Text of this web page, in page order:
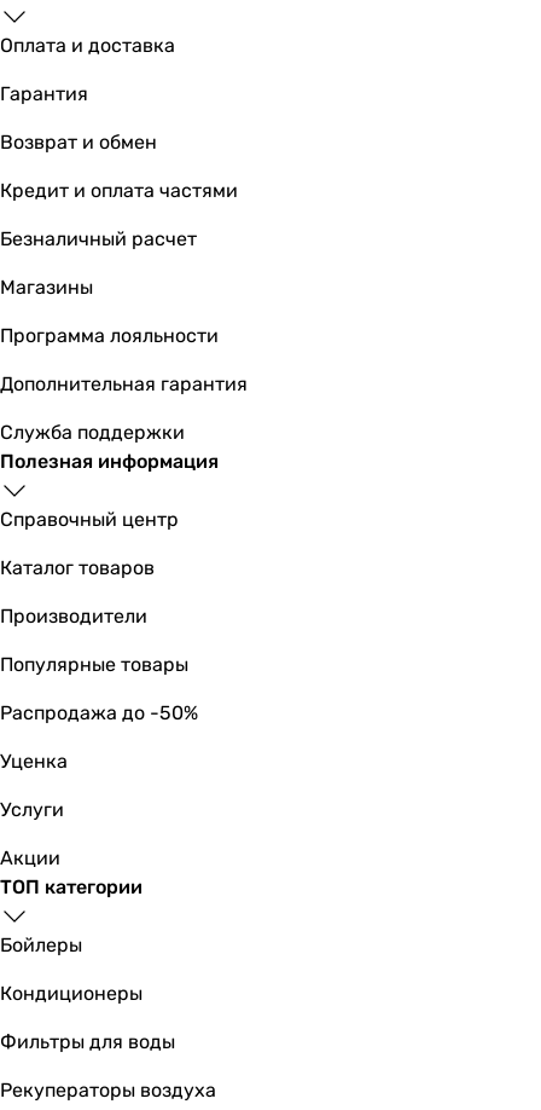
Оплата и доставка
Гарантия
Возврат и обмен
Кредит и оплата частями
Безналичный расчет
Магазины
Программа лояльности
Дополнительная гарантия
Служба поддержки
Полезная информация
Справочный центр
Каталог товаров
Производители
Популярные товары
Распродажа до -50%
Уценка
Услуги
Акции
ТОП категории
Бойлеры
Кондиционеры
Фильтры для воды
Рекуператоры воздуха